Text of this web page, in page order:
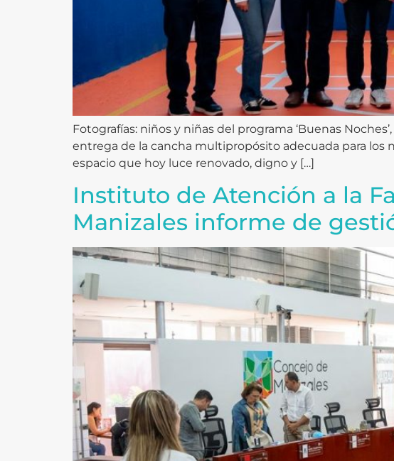
Fotografías: niños y niñas del programa ‘Buenas
entrega de la cancha multipropósito adecuada para los
espacio que hoy luce renovado, digno y […]
Instituto de Atención a la
Manizales informe de